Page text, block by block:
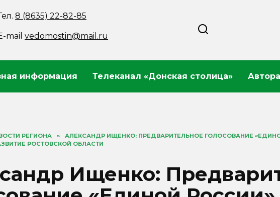
8 (8635) 22-82-85
mailvedomostin@mail.ru
информация Телеканал «Донская столица»
РЕГИОНА »
АЛЕКСАНДР ИЩЕНКО: ПРЕДВАРИТЕЛЬНОЕ ГОЛОСОВАНИЕ
РОСТОВСКОЙ ОБЛАСТИ
Ищенко: